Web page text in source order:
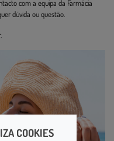
com a equipa da Farmácia
dúvida ou questão.
COOKIES